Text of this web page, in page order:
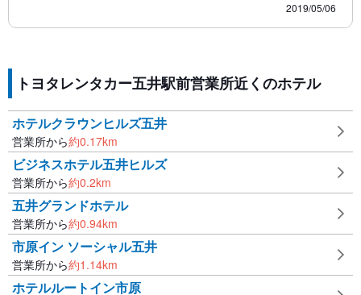
2019/05/06
トヨタレンタカー五井駅前営業所近くのホテル
ホテルクラウンヒルズ五井
営業所から約0.17km
ビジネスホテル五井ヒルズ
営業所から約0.2km
五井グランドホテル
営業所から約0.94km
市原イン ソーシャル五井
営業所から約1.14km
ホテルルートイン市原